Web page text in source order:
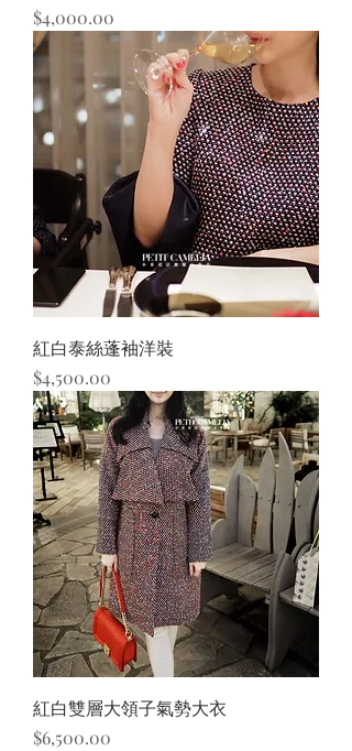
價格
$4,000.00
紅白泰絲蓬袖洋裝
價格
$4,500.00
紅白雙層大領子氣勢大衣
價格
$6,500.00